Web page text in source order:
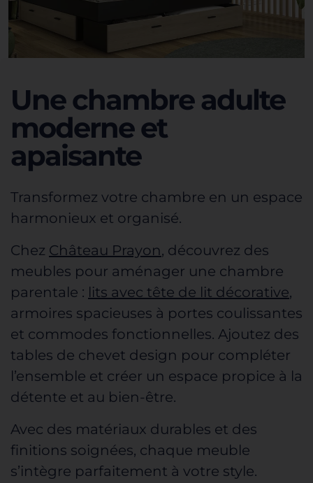
Une chambre adulte
moderne et
apaisante
Transformez votre chambre en un espace
harmonieux et organisé.
Chez Château Prayon, découvrez des
meubles pour aménager une chambre
parentale : lits avec tête de lit décorative,
armoires spacieuses à portes coulissantes
et commodes fonctionnelles. Ajoutez des
tables de chevet design pour compléter
l’ensemble et créer un espace propice à la
détente et au bien-être.
Avec des matériaux durables et des
finitions soignées, chaque meuble
s’intègre parfaitement à votre style.